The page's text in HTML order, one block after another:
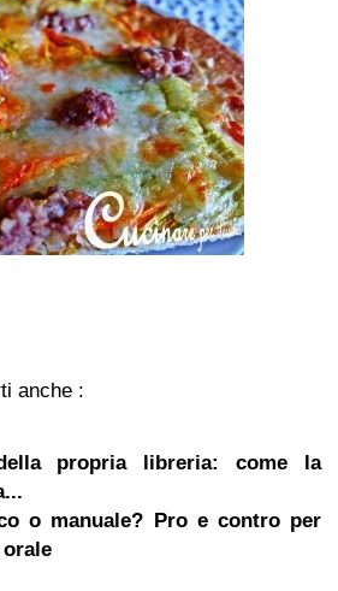
anche :
propria libreria: come la
o manuale? Pro e contro per
orale